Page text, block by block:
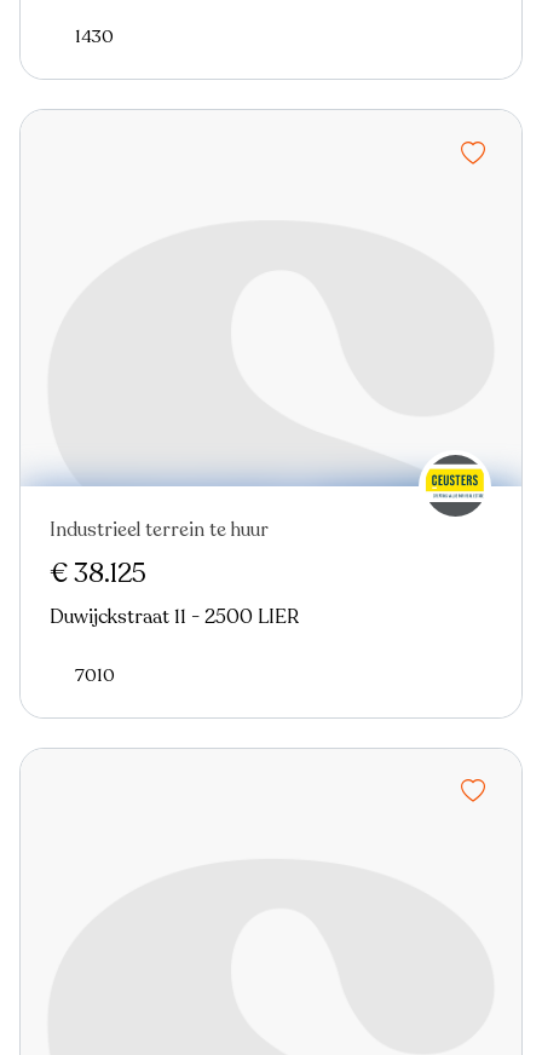
1430
Industrieel terrein te huur
€ 38.125
Duwijckstraat 11 - 2500 LIER
7010